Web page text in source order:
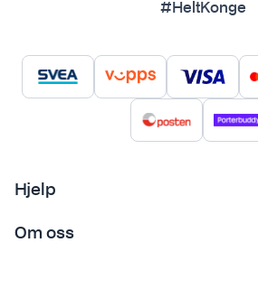
#HeltKonge
Hjelp
Ofte stilte spørsmål
Om oss